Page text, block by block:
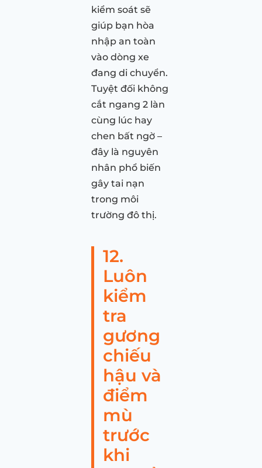
kiểm soát sẽ
giúp bạn hòa
nhập an toàn
vào dòng xe
đang di chuyển.
Tuyệt đối không
cắt ngang 2 làn
cùng lúc hay
chen bất ngờ –
đây là nguyên
nhân phổ biến
gây tai nạn
trong môi
trường đô thị.
12.
Luôn
kiểm
tra
gương
chiếu
hậu và
điểm
mù
trước
khi